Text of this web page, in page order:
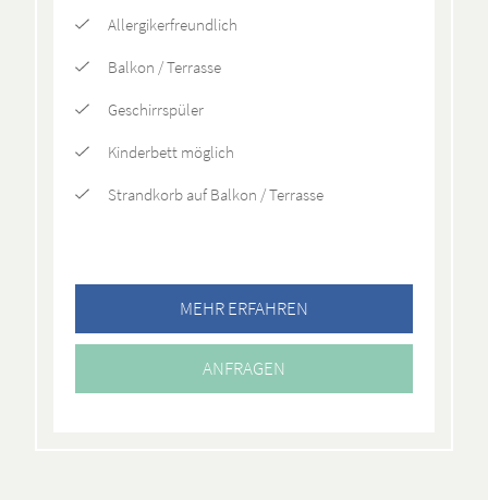
Allergikerfreundlich
Balkon / Terrasse
Geschirrspüler
Kinderbett möglich
Strandkorb auf Balkon / Terrasse
MEHR ERFAHREN
ANFRAGEN